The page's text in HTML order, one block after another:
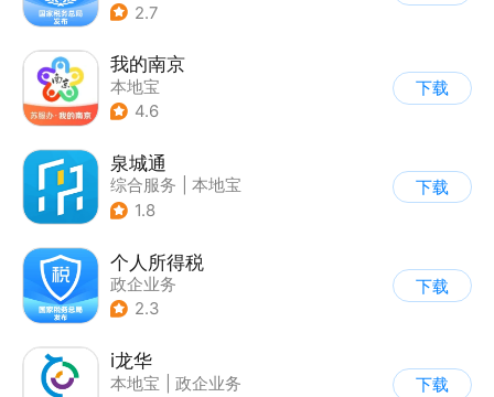
2.7
我的南京
本地宝
4.6
下载
泉城通
综合服务
本地宝
1.8
下载
个人所得税
政企业务
2.3
下载
i龙华
本地宝
政企业务
下载